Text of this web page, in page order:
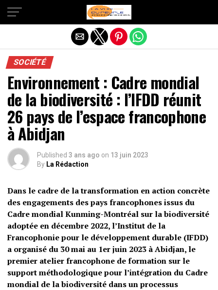
SOCIÉTÉ
Environnement : Cadre mondial
de la biodiversité : l’IFDD réunit
26 pays de l’espace francophone
à Abidjan
Published 3 ans ago on 13 juin 2023
By La Rédaction
Dans le cadre de la transformation en action concrète
des engagements des pays francophones issus du
Cadre mondial Kunming-Montréal sur la biodiversité
adoptée en décembre 2022, l’Institut de la
Francophonie pour le développement durable (IFDD)
a organisé du 30 mai au 1er juin 2023 à Abidjan, le
premier atelier francophone de formation sur le
support méthodologique pour l’intégration du Cadre
mondial de la biodiversité dans un processus
Quitter la version mobile